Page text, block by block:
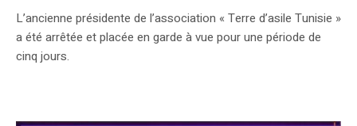
L’ancienne présidente de l’association « Terre d’asile Tunisie »
a été arrêtée et placée en garde à vue pour une période de
cinq jours.